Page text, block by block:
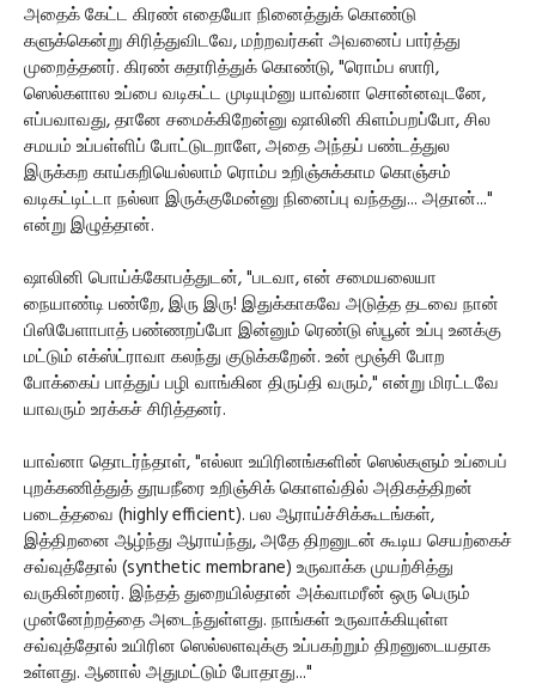
அதைக் கேட்ட கிரண் எதையோ நினைத்துக் கொண்டு
களுக்கென்று சிரித்துவிடவே, மற்றவர்கள் அவனைப் பார்த்து
முறைத்தனர். கிரண் சுதாரித்துக் கொண்டு, "ரொம்ப ஸாரி,
ஸெல்களால உப்பை வடிகட்ட முடியும்னு யாவ்னா சொன்னவுடனே,
எப்பவாவது, தானே சமைக்கிறேன்னு ஷாலினி கிளம்பறப்போ, சில
சமயம் உப்பள்ளிப் போட்டுடறாளே, அதை அந்தப் பண்டத்துல
இருக்கற காய்கறியெல்லாம் ரொம்ப உறிஞ்சுக்காம கொஞ்சம்
வடிகட்டிட்டா நல்லா இருக்குமேன்னு நினைப்பு வந்தது... அதான்..."
என்று இழுத்தான்.
ஷாலினி பொய்க்கோபத்துடன், "படவா, என் சமையலையா
நையாண்டி பண்றே, இரு இரு! இதுக்காகவே அடுத்த தடவை நான்
பிஸிபேளாபாத் பண்ணறப்போ இன்னும் ரெண்டு ஸ்பூன் உப்பு உனக்கு
மட்டும் எக்ஸ்ட்ராவா கலந்து குடுக்கறேன். உன் மூஞ்சி போற
போக்கைப் பாத்துப் பழி வாங்கின திருப்தி வரும்," என்று மிரட்டவே
யாவரும் உரக்கச் சிரித்தனர்.
யாவ்னா தொடர்ந்தாள், "எல்லா உயிரினங்களின் ஸெல்களும் உப்பைப்
புறக்கணித்துத் தூயநீரை உறிஞ்சிக் கொளவ்தில் அதிகத்திறன்
படைத்தவை (highly efficient). பல ஆராய்ச்சிக்கூடங்கள்,
இத்திறனை ஆழ்ந்து ஆராய்ந்து, அதே திறனுடன் கூடிய செயற்கைச்
சவ்வுத்தோல் (synthetic membrane) உருவாக்க முயற்சித்து
வருகின்றனர். இந்தத் துறையில்தான் அக்வாமரீன் ஒரு பெரும்
முன்னேற்றத்தை அடைந்துள்ளது. நாங்கள் உருவாக்கியுள்ள
சவ்வுத்தோல் உயிரின ஸெல்லளவுக்கு உப்பகற்றும் திறனுடையதாக
உள்ளது. ஆனால் அதுமட்டும் போதாது..."